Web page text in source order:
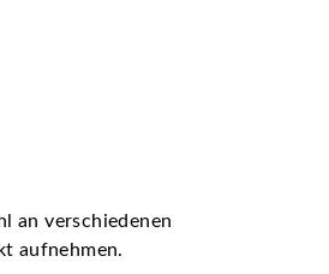
an verschiedenen
aufnehmen.